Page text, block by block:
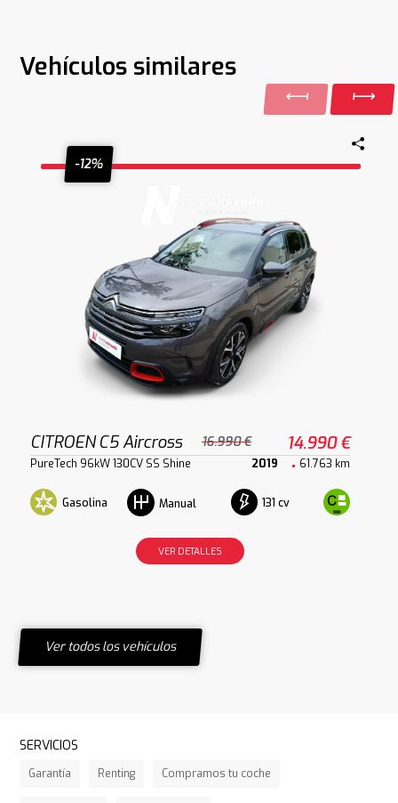
Vehículos similares
-12%
CITROEN C5 Aircross 16.990 € 14.990 €
PureTech 96kW 130CV SS Shine 2019 61.763 km
Gasolina Manual 131 cv
VER DETALLES
Ver todos los vehículos
SERVICIOS
Garantía Renting Compramos tu coche